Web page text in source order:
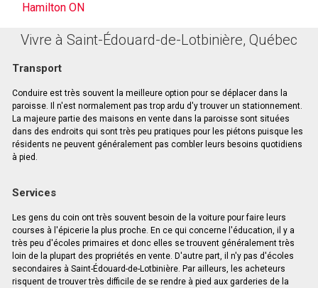
Hamilton ON
Vivre à Saint-Édouard-de-Lotbinière, Québec
Transport
Conduire est très souvent la meilleure option pour se déplacer dans la
paroisse. Il n'est normalement pas trop ardu d'y trouver un stationnement.
La majeure partie des maisons en vente dans la paroisse sont situées
dans des endroits qui sont très peu pratiques pour les piétons puisque les
résidents ne peuvent généralement pas combler leurs besoins quotidiens
à pied.
Services
Les gens du coin ont très souvent besoin de la voiture pour faire leurs
courses à l'épicerie la plus proche. En ce qui concerne l'éducation, il y a
très peu d'écoles primaires et donc elles se trouvent généralement très
loin de la plupart des propriétés en vente. D'autre part, il n'y pas d'écoles
secondaires à Saint-Édouard-de-Lotbinière. Par ailleurs, les acheteurs
risquent de trouver très difficile de se rendre à pied aux garderies de la